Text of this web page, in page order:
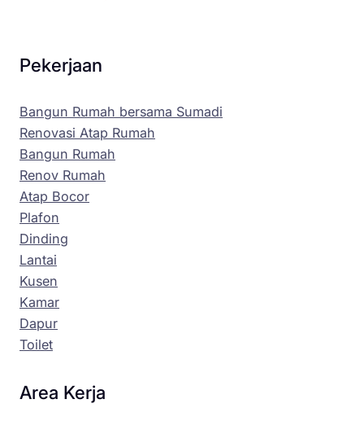
Pekerjaan
Bangun Rumah bersama Sumadi
Renovasi Atap Rumah
Bangun Rumah
Renov Rumah
Atap Bocor
Plafon
Dinding
Lantai
Kusen
Kamar
Dapur
Toilet
Area Kerja